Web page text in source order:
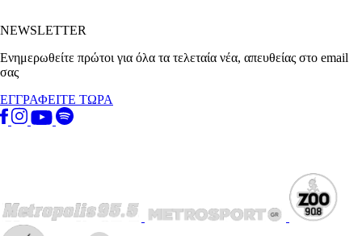
NEWSLETTER
Ενημερωθείτε πρώτοι για όλα τα τελεταία νέα, απευθείας στο email
σας
ΕΓΓΡΑΦΕΙΤΕ ΤΩΡΑ